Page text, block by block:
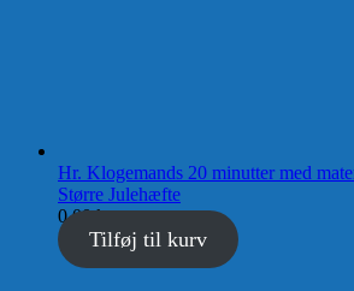
Hr. Klogemands 20 minutter med
Større Julehæfte
0,00kr.
Tilføj til kurv